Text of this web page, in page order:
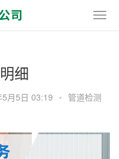
细
月5日 03:19 • 管道检测